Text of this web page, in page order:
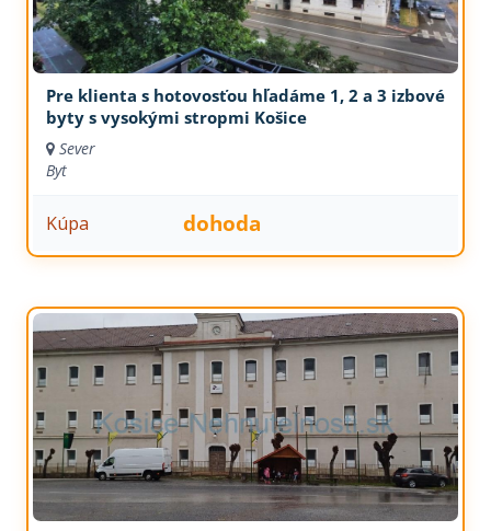
Pre klienta s hotovosťou hľadáme 1, 2 a 3 izbové
byty s vysokými stropmi Košice
Sever
Byt
Kúpa dohoda